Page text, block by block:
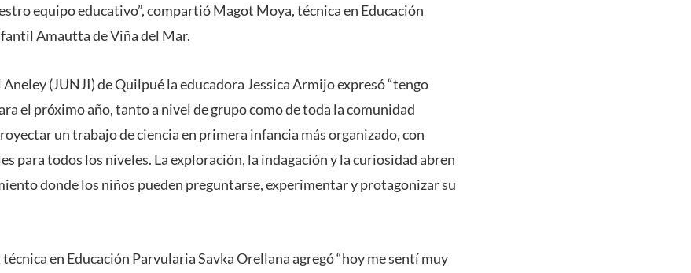
equipo educativo”, compartió Magot Moya, técnica en Educación
Amautta de Viña del Mar.
(JUNJI) de Quilpué la educadora Jessica Armijo expresó “tengo
el próximo año, tanto a nivel de grupo como de toda la comunidad
un trabajo de ciencia en primera infancia más organizado, con
para todos los niveles. La exploración, la indagación y la curiosidad abren
donde los niños pueden preguntarse, experimentar y protagonizar su
en Educación Parvularia Savka Orellana agregó “hoy me sentí muy